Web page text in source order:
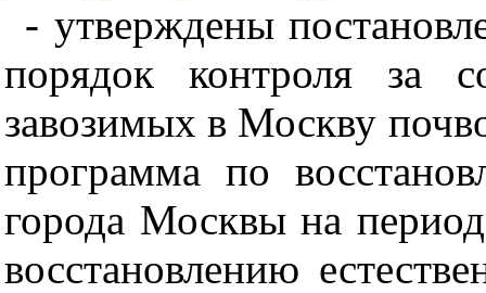
- утверждены
порядок контроля за
завозимых в Москву
программа по
города Москвы на
восстановлению